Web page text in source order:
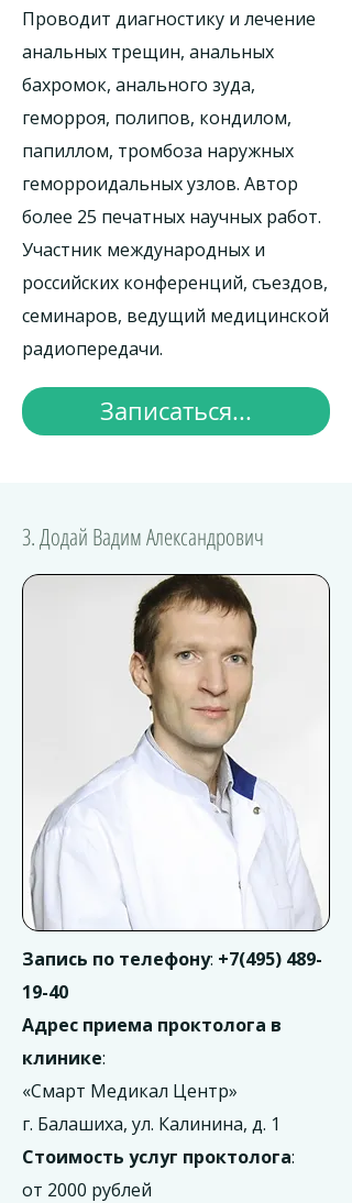
Проводит диагностику и лечение
анальных трещин, анальных
бахромок, анального зуда,
геморроя, полипов, кондилом,
папиллом, тромбоза наружных
геморроидальных узлов. Автор
более 25 печатных научных работ.
Участник международных и
российских конференций, съездов,
семинаров, ведущий медицинской
радиопередачи.
Записаться...
3. Додай Вадим Александрович
Запись по телефону: +7(495) 489-
19-40
Адрес приема проктолога в
клинике:
«Смарт Медикал Центр»
г. Балашиха, ул. Калинина, д. 1
Стоимость услуг проктолога:
от 2000 рублей